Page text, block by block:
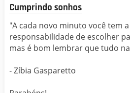
Cumprindo sonhos
"A cada novo minuto você tem
responsabilidade de escolher
mas é bom lembrar que tudo
- Zíbia Gasparetto